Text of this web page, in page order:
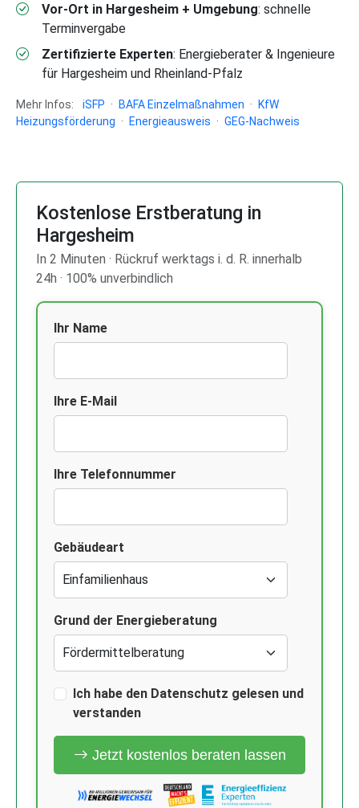
Vor-Ort in Hargesheim + Umgebung: schnelle
Terminvergabe
Zertifizierte Experten: Energieberater & Ingenieure
für Hargesheim und Rheinland-Pfalz
Mehr Infos: iSFP · BAFA Einzelmaßnahmen ·
KfW
Heizungsförderung · Energieausweis · GEG-Nachweis
Kostenlose Erstberatung in
Hargesheim
In 2 Minuten · Rückruf werktags i. d. R. innerhalb
24h · 100% unverbindlich
Ihr Name
Ihre E-Mail
Ihre Telefonnummer
Gebäudeart
Grund der Energieberatung
Ich habe den Datenschutz gelesen und
verstanden
Jetzt kostenlos beraten lassen